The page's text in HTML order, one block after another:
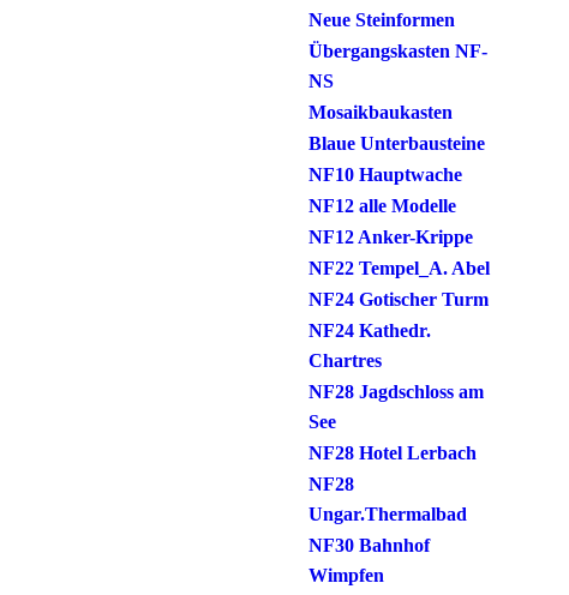
Neue Steinformen
Übergangskasten NF-
NS
Mosaikbaukasten
Blaue Unterbausteine
NF10 Hauptwache
NF12 alle Modelle
NF12 Anker-Krippe
NF22 Tempel_A. Abel
NF24 Gotischer Turm
NF24 Kathedr.
Chartres
NF28 Jagdschloss am
See
NF28 Hotel Lerbach
NF28
Ungar.Thermalbad
NF30 Bahnhof
Wimpfen